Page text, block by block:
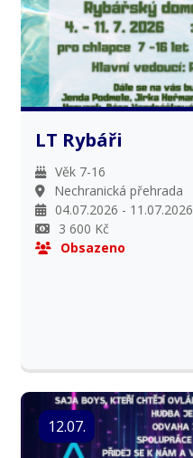
LT Rybáři
Věk 7-16
Nechranická přehrada
04.07.2026 - 11.07.2026
3 600 Kč
Obsazeno
12.07.